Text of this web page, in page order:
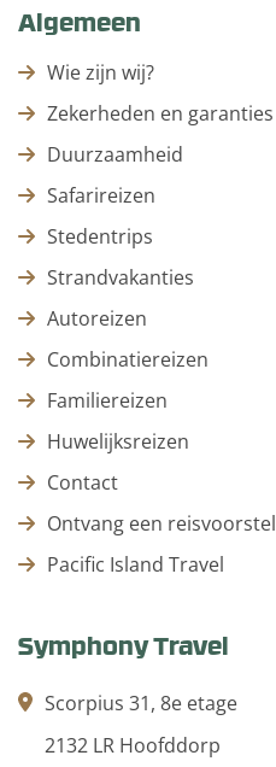
Algemeen
Wie zijn wij?
Zekerheden en garanties
Duurzaamheid
Safarireizen
Stedentrips
Strandvakanties
Autoreizen
Combinatiereizen
Familiereizen
Huwelijksreizen
Contact
Ontvang een reisvoorstel
Pacific Island Travel
Symphony Travel
Scorpius 31, 8e etage
2132 LR Hoofddorp